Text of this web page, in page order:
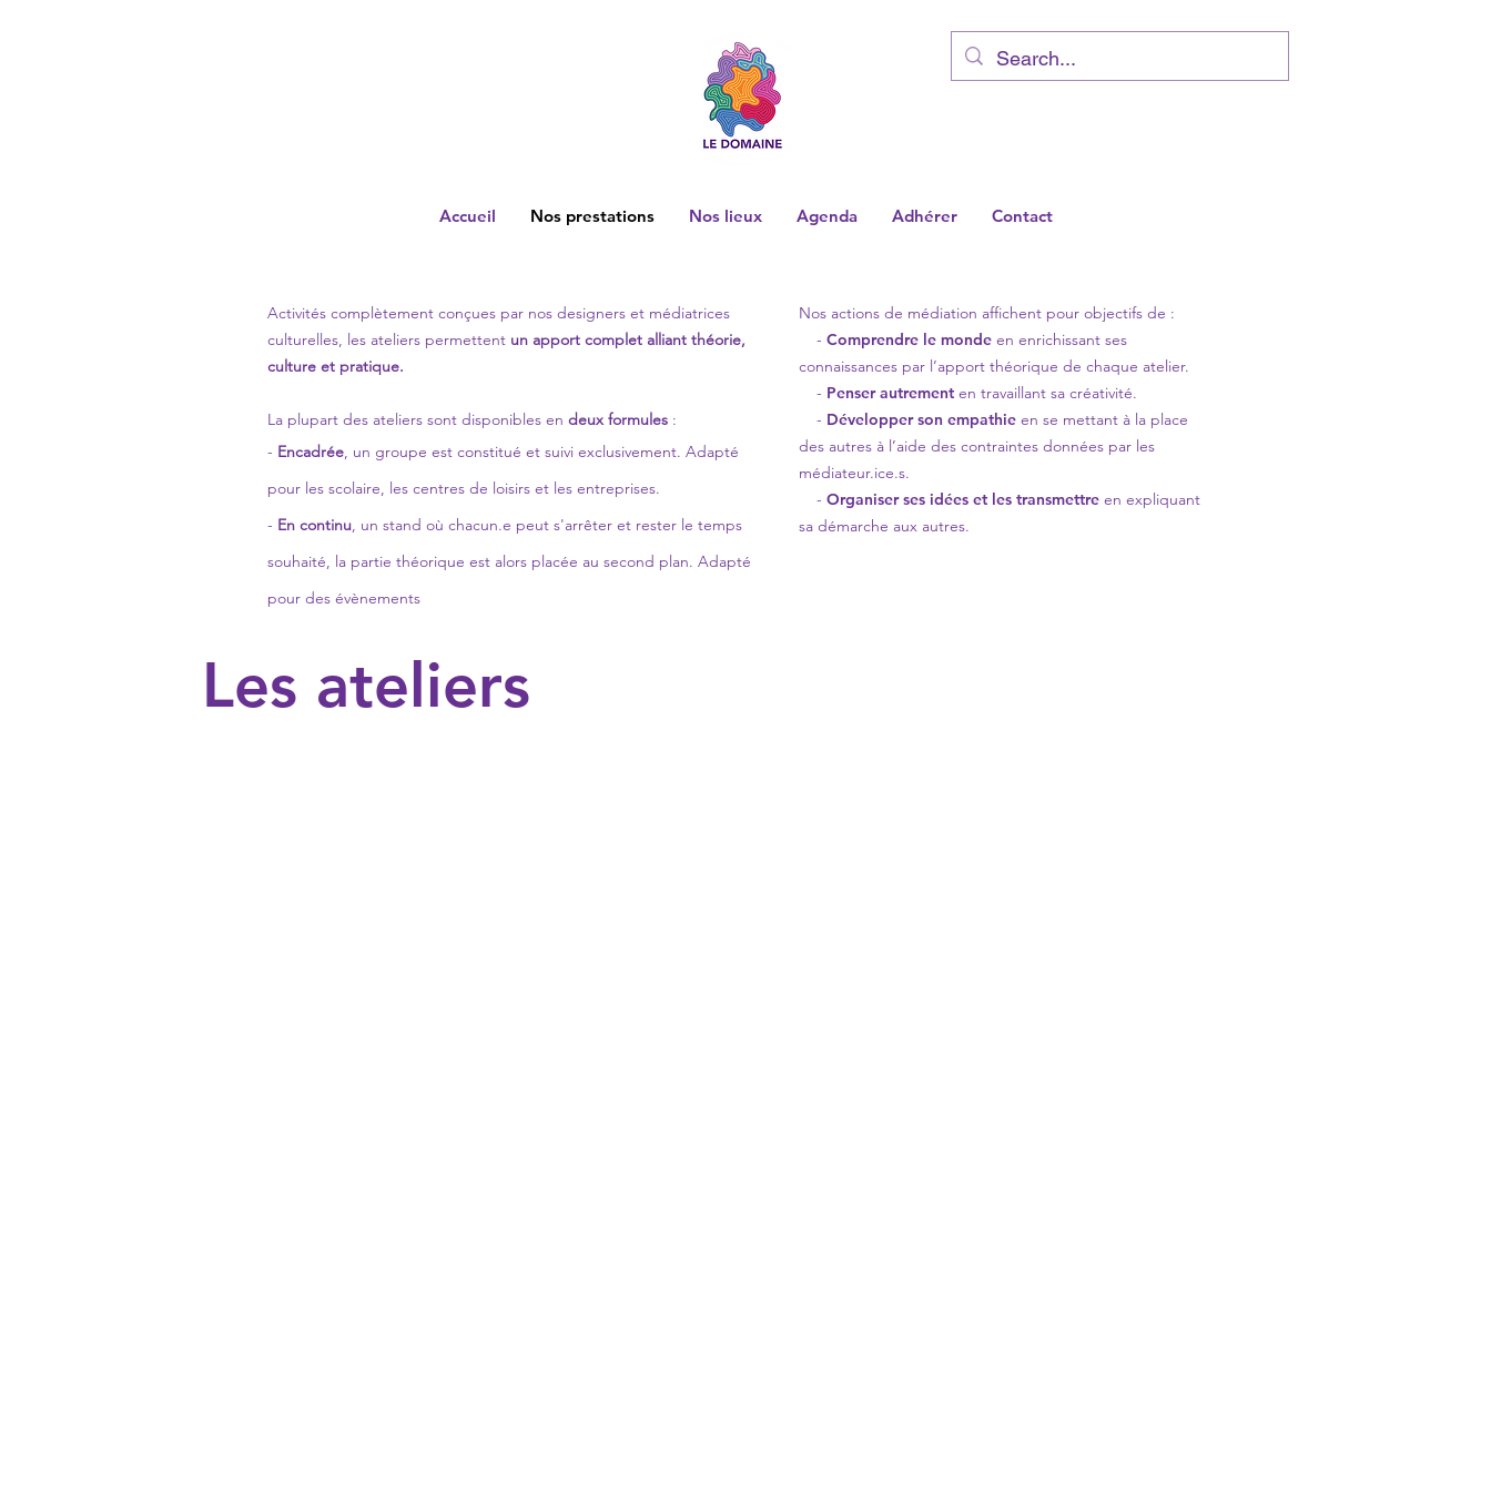
Accueil Nos prestations Nos lieux Agenda Adhérer Contact
Activités complètement conçues par nos designers et médiatrices
culturelles, les ateliers permettent un apport complet alliant théorie,
culture et pratique.
La plupart des ateliers sont disponibles en deux formules :
- Encadrée, un groupe est constitué et suivi exclusivement. Adapté
pour les scolaire, les centres de loisirs et les entreprises.
- En continu, un stand où chacun.e peut s'arrêter et rester le temps
souhaité, la partie théorique est alors placée au second plan. Adapté
pour des évènements
Nos actions de médiation affichent pour objectifs de :
- Comprendre le monde en enrichissant ses
connaissances par l’apport théorique de chaque atelier.
- Penser autrement en travaillant sa créativité.
- Développer son empathie en se mettant à la place
des autres à l’aide des contraintes données par les
médiateur.ice.s.
- Organiser ses idées et les transmettre en expliquant
sa démarche aux autres.
Les ateliers